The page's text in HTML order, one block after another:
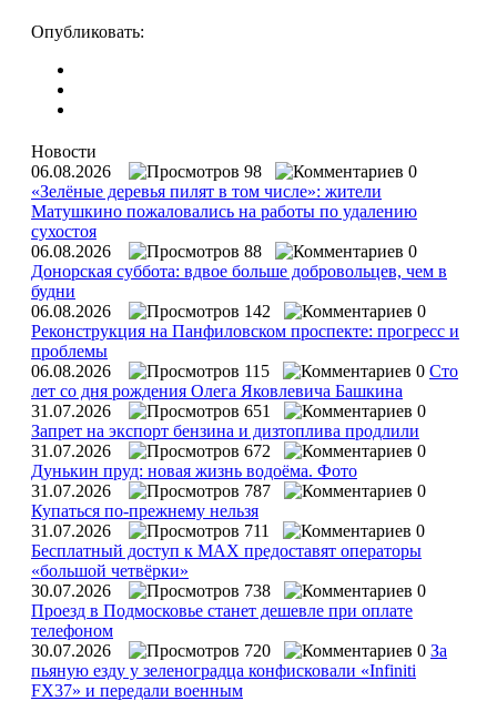
Опубликовать:
Новости
06.08.2026
98
0
«Зелёные деревья пилят в том числе»: жители
Матушкино пожаловались на работы по удалению
сухостоя
06.08.2026
88
0
Донорская суббота: вдвое больше добровольцев, чем в
будни
06.08.2026
142
0
Реконструкция на Панфиловском проспекте: прогресс и
проблемы
06.08.2026
115 0 Сто
лет со дня рождения Олега Яковлевича Башкина
31.07.2026
651
0
Запрет на экспорт бензина и дизтоплива продлили
31.07.2026
672
0
Дунькин пруд: новая жизнь водоёма. Фото
31.07.2026
787
0
Купаться по‑прежнему нельзя
31.07.2026
711
0
Бесплатный доступ к MAX предоставят операторы
«большой четвёрки»
30.07.2026
738
0
Проезд в Подмосковье станет дешевле при оплате
телефоном
30.07.2026
720 0 За
пьяную езду у зеленоградца конфисковали «Infiniti
FX37» и передали военным